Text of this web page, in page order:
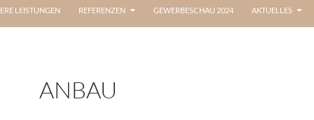
LEISTUNGEN REFERENZEN GEWERBESCHAU 2024 AKTUELLES
ANBAU